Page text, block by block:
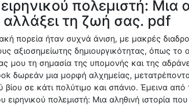
πολεμιστή: Μια
αλλάξει τη ζωή σας. pdf
πορεία ήταν συχνά άνιση, με μακρές
αξιοσημείωτης δημιουργικότητας, όπως
μου τη σημασία της υπομονής και της
δωρεάν μια μορφή αλχημείας,
σε κάτι πολύτιμο και σπάνιο. Έμεινα από
πολεμιστή: Μια αληθινή ιστορία